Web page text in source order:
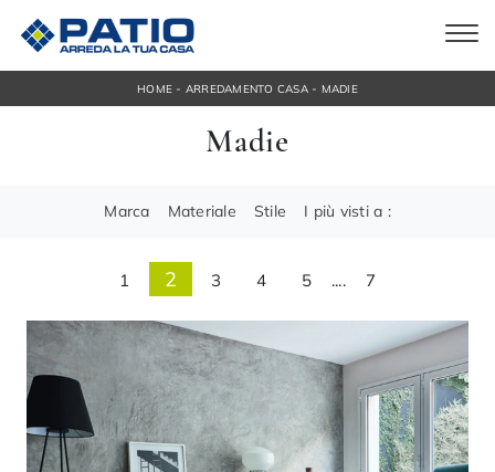
HOME - ARREDAMENTO CASA - MADIE
Madie
Marca Materiale Stile I più visti a :
1 2 3 4 5 .... 7